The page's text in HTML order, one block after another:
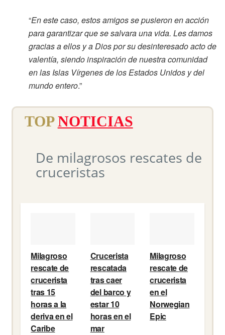
“En este caso, estos amigos se pusieron en acción
para garantizar que se salvara una vida. Les damos
gracias a ellos y a Dios por su desinteresado acto de
valentía, siendo inspiración de nuestra comunidad
en las Islas Vírgenes de los Estados Unidos y del
mundo entero.”
TOPNOTICIAS
De milagrosos rescates de
cruceristas
Milagroso
rescate de
crucerista
tras 15
horas a la
deriva en el
Caribe
Crucerista
rescatada
tras caer
del barco y
estar 10
horas en el
mar
Milagroso
rescate de
crucerista
en el
Norwegian
Epic